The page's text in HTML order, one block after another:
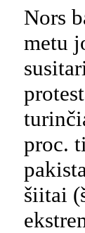
Nors
metu
proc.
šiitai